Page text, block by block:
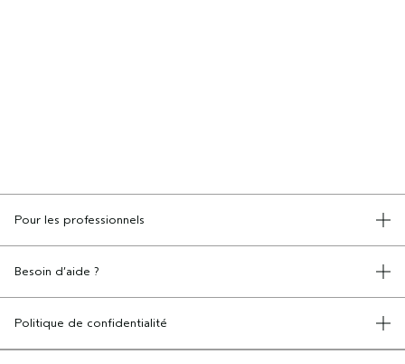
Pour les professionnels
Besoin d’aide ?
PARLEZ-NOUS
Politique de confidentialité
POLITIQUE DE CONFIDENTIALITÉ